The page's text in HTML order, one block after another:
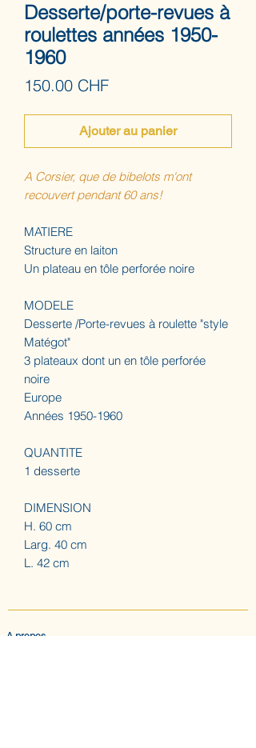
Desserte/porte-revues à
roulettes années 1950-
1960
150.00 CHFPrix
Ajouter au panier
A Corsier, que de bibelots m'ont
recouvert pendant 60 ans!
MATIERE
Structure en laiton
Un plateau en tôle perforée noire
MODELE
Desserte /Porte-revues à roulette "style
Matégot"
3 plateaux dont un en tôle perforée
noire
Europe
Années 1950-1960
QUANTITE
1 desserte
DIMENSION
H. 60 cm
Larg. 40 cm
L. 42 cm
A propos